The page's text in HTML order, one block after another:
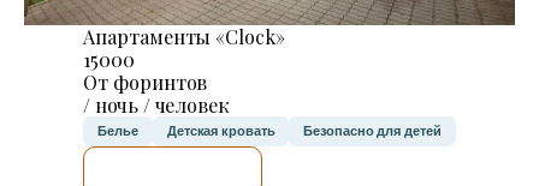
Апартаменты «Clock»
15000
От форинтов
/ ночь / человек
Белье Детская кровать Безопасно для детей